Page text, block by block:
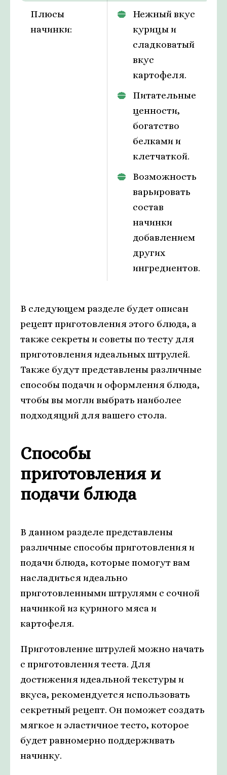
Плюсы
начинки:
Нежный вкус
курицы и
сладковатый
вкус
картофеля.
Питательные
ценности,
богатство
белками и
клетчаткой.
Возможность
варьировать
состав
начинки
добавлением
других
ингредиентов.
В следующем разделе будет описан
рецепт приготовления этого блюда, а
также секреты и советы по тесту для
приготовления идеальных штрулей.
Также будут представлены различные
способы подачи и оформления блюда,
чтобы вы могли выбрать наиболее
подходящий для вашего стола.
Способы
приготовления и
подачи блюда
В данном разделе представлены
различные способы приготовления и
подачи блюда, которые помогут вам
насладиться идеально
приготовленными штрулями с сочной
начинкой из куриного мяса и
картофеля.
Приготовление штрулей можно начать
с приготовления теста. Для
достижения идеальной текстуры и
вкуса, рекомендуется использовать
секретный рецепт. Он поможет создать
мягкое и эластичное тесто, которое
будет равномерно поддерживать
начинку.